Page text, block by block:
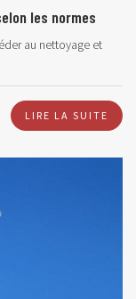
les normes
au nettoyage et
LIRE LA SUITE